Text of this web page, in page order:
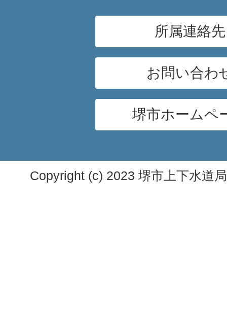
所属連絡先
お問い合わ
堺市ホームペ
Copyright (c) 2023 堺市上下水道